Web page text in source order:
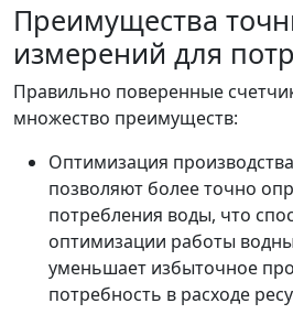
Преимущества
измерений для
Правильно поверенные
множество преимуществ:
Оптимизация
позволяют более точно
потребления воды, что
оптимизации работы
уменьшает избыточное
потребность в расходе